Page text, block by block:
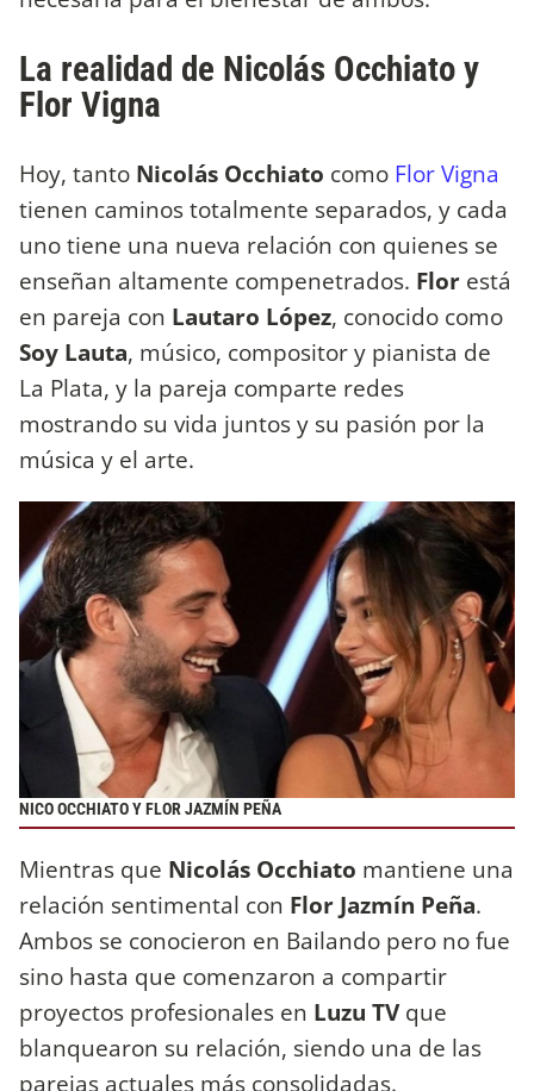
La realidad de Nicolás Occhiato y
Flor Vigna
Hoy, tanto Nicolás Occhiato como Flor Vigna
tienen caminos totalmente separados, y cada
uno tiene una nueva relación con quienes se
enseñan altamente compenetrados. Flor está
en pareja con Lautaro López, conocido como
Soy Lauta, músico, compositor y pianista de
La Plata, y la pareja comparte redes
mostrando su vida juntos y su pasión por la
música y el arte.
NICO OCCHIATO Y FLOR JAZMÍN PEÑA
Mientras que Nicolás Occhiato mantiene una
relación sentimental con Flor Jazmín Peña.
Ambos se conocieron en Bailando pero no fue
sino hasta que comenzaron a compartir
proyectos profesionales en Luzu TVque
blanquearon su relación, siendo una de las
parejas actuales más consolidadas.